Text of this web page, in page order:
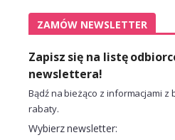
ZAMÓW NEWSLETTER
Zapisz się na listę
newslettera!
Bądź na bieżąco z informacjami
rabaty.
Wybierz newsletter: